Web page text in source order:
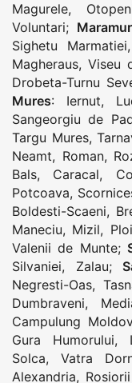
Magurele,
Voluntari;
Sighetu Marmatiei,
Magheraus, Viseu
Drobeta-Turnu
Mures: Iernut,
Sangeorgiu de
Targu Mures,
Neamt, Roman,
Bals, Caracal,
Potcoava,
Boldesti-Scaeni,
Maneciu, Mizil,
Valenii de Munte;
Silvaniei, Zalau;
Negresti-Oas,
Dumbraveni,
Campulung
Gura Humorului,
Solca,Vatra
Alexandria,